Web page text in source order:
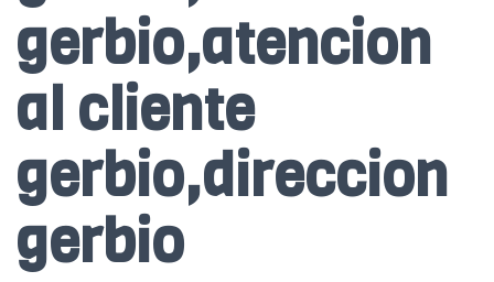
gerbio,atencion
al cliente
gerbio,direccion
gerbio